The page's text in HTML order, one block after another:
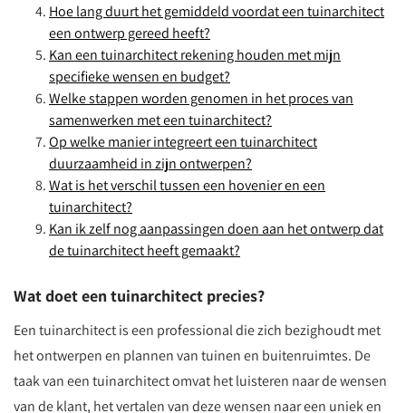
Hoe lang duurt het gemiddeld voordat een tuinarchitect
een ontwerp gereed heeft?
Kan een tuinarchitect rekening houden met mijn
specifieke wensen en budget?
Welke stappen worden genomen in het proces van
samenwerken met een tuinarchitect?
Op welke manier integreert een tuinarchitect
duurzaamheid in zijn ontwerpen?
Wat is het verschil tussen een hovenier en een
tuinarchitect?
Kan ik zelf nog aanpassingen doen aan het ontwerp dat
de tuinarchitect heeft gemaakt?
Wat doet een tuinarchitect precies?
Een tuinarchitect is een professional die zich bezighoudt met
het ontwerpen en plannen van tuinen en buitenruimtes. De
taak van een tuinarchitect omvat het luisteren naar de wensen
van de klant, het vertalen van deze wensen naar een uniek en